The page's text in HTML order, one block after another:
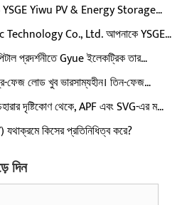
YSGE Yiwu PV & Energy Storage
PV-স্টোরেজ সাপোর্টিং অ্যাপ্লিকেশানগুলির
Co., Ltd. আপনাকে YSGE
Storage Expo-এ আমন্ত্রণ জানিয়েছে
প্রদর্শনীতে Gyue ইলেকট্রিক তার
কীভাবে দাঁড়িয়েছে?
ফেজ লোড খুব ভারসাম্যহীন। তিন-ফেজ
গ্রহণ করা কি ভাল? যদি স্প্লিট-ফেজ ক্ষতিপূরণ
দৃষ্টিকোণ থেকে, APF এবং SVG-এর মধ্যে
পণ্যের মধ্যে পার্থক্য ঠিক কি?
কিসের প্রতিনিধিত্ব করে?
দিন